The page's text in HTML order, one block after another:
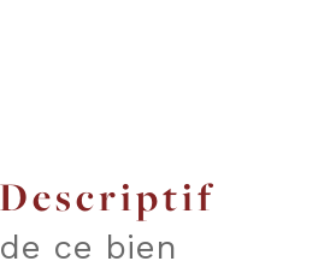
descriptif
de ce bien